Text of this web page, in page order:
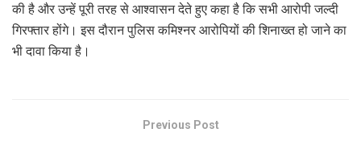
की है और उन्हें पूरी तरह से आश्वासन देते हुए कहा है कि सभी आरोपी जल्दी
गिरफ्तार होंगे। इस दौरान पुलिस कमिश्नर आरोपियों की शिनाख्त हो जाने का
भी दावा किया है।
Previous Post